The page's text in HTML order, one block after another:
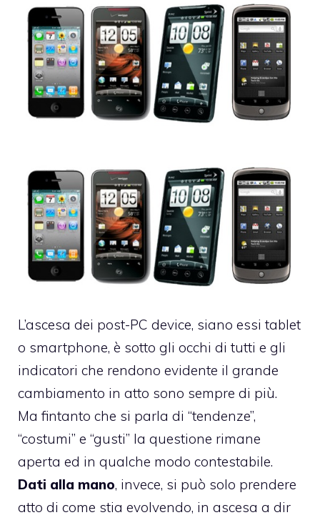
L’ascesa dei post-PC device, siano essi tablet
o smartphone, è sotto gli occhi di tutti e gli
indicatori che rendono evidente il grande
cambiamento in atto sono sempre di più.
Ma fintanto che si parla di “tendenze”,
“costumi” e “gusti” la questione rimane
aperta ed in qualche modo contestabile.
Dati alla mano, invece, si può solo prendere
atto di come stia evolvendo, in ascesa a dir